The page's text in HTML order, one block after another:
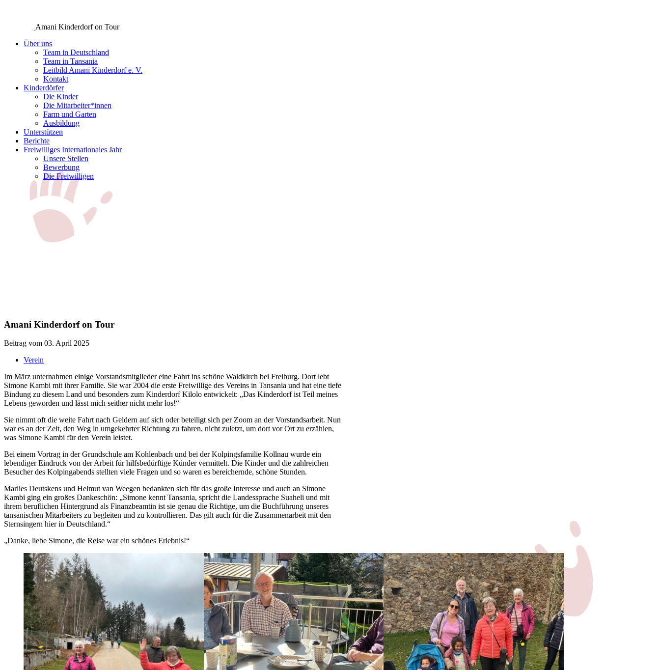
Amani Kinderdorf on Tour
Über uns
Team in Deutschland
Team in Tansania
Leitbild Amani Kinderdorf e. V.
Kontakt
Kinderdörfer
Die Kinder
Die Mitarbeiter*innen
Farm und Garten
Ausbildung
Unterstützen
Berichte
Freiwilliges Internationales Jahr
Unsere Stellen
Bewerbung
Die Freiwilligen
Amani Kinderdorf on Tour
Beitrag vom 03. April 2025
Verein
Im März unternahmen einige Vorstandsmitglieder eine Fahrt ins schöne Waldkirch bei Freiburg. Dort lebt
Simone Kambi mit ihrer Familie. Sie war 2004 die erste Freiwillige des Vereins in Tansania und hat eine tiefe
Bindung zu diesem Land und besonders zum Kinderdorf Kilolo entwickelt: „Das Kinderdorf ist Teil meines
Lebens geworden und lässt mich seither nicht mehr los!“
Sie nimmt oft die weite Fahrt nach Geldern auf sich oder beteiligt sich per Zoom an der Vorstandsarbeit. Nun
war es an der Zeit, den Weg in umgekehrter Richtung zu fahren, nicht zuletzt, um dort vor Ort zu erzählen,
was Simone Kambi für den Verein leistet.
Bei einem Vortrag in der Grundschule am Kohlenbach und bei der Kolpingsfamilie Kollnau wurde ein
lebendiger Eindruck von der Arbeit für hilfsbedürftige Künder vermittelt. Die Kinder und die zahlreichen
Besucher des Kolpingabends stellten viele Fragen und so waren es bereichernde, schöne Stunden.
Marlies Deutskens und Helmut van Weegen bedankten sich für das große Interesse und auch an Simone
Kambi ging ein großes Dankeschön: „Simone kennt Tansania, spricht die Landessprache Suaheli und mit
ihrem beruflichen Hintergrund als Finanzbeamtin ist sie genau die Richtige, um die Buchführung unseres
tansanischen Mitarbeiters zu begleiten und zu kontrollieren. Das gilt auch für die Zusammenarbeit mit den
Sternsingern hier in Deutschland.“
„Danke, liebe Simone, die Reise war ein schönes Erlebnis!“